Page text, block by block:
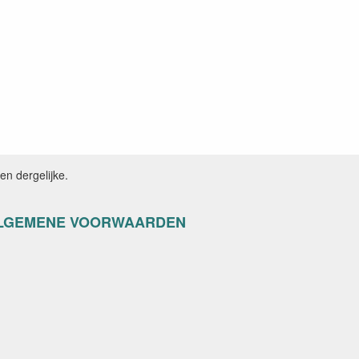
dergelijke.
VOORWAARDEN